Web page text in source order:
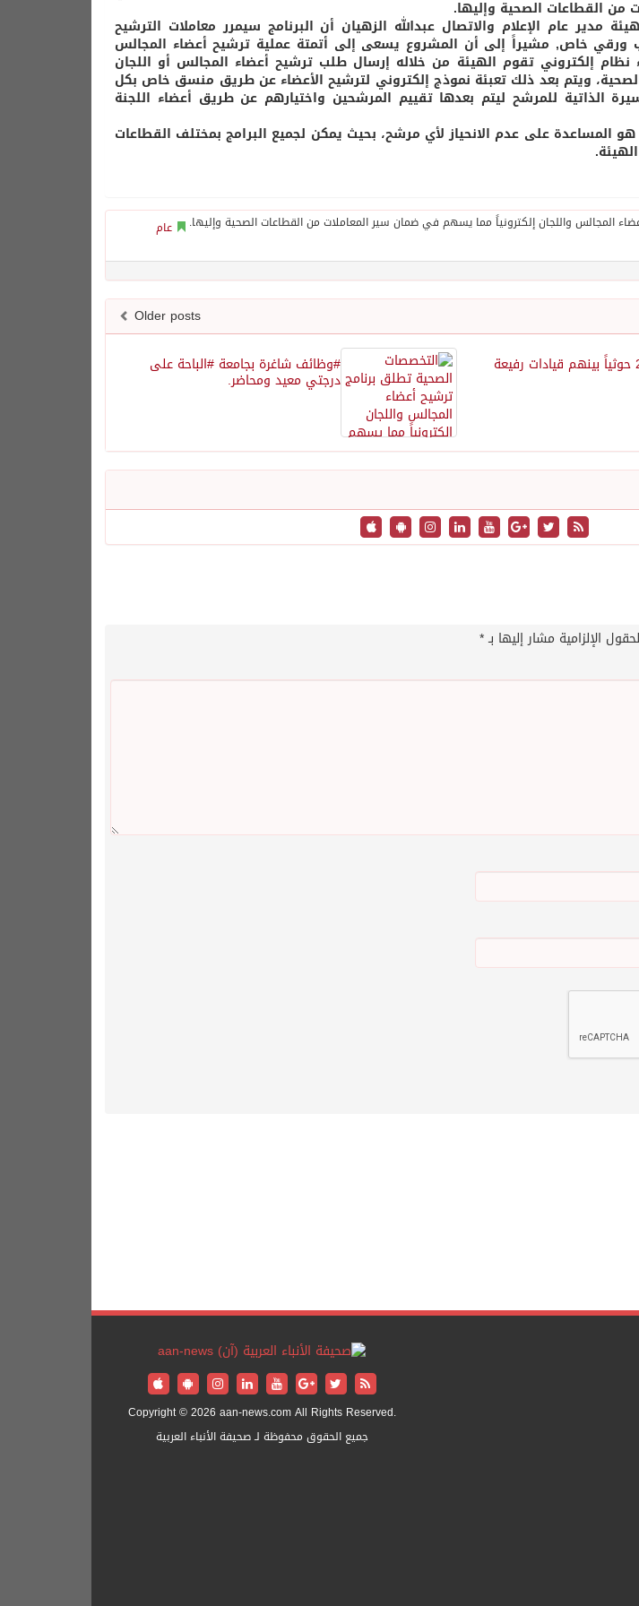
القطاعات الصحية وإليها.
مدير عام الإعلام والاتصال عبدالله الزهيان أن البرنامج سيمرر معاملات الترشيح
ورقي خاص, مشيراً إلى أن المشروع يسعى إلى أتمتة عملية ترشيح أعضاء المجالس
نظام إلكتروني تقوم الهيئة من خلاله إرسال طلب ترشيح أعضاء المجالس أو اللجان
ويتم بعد ذلك تعبئة نموذج إلكتروني لترشيح الأعضاء عن طريق منسق خاص بكل
الذاتية للمرشح ليتم بعدها تقييم المرشحين واختيارهم عن طريق أعضاء اللجنة
هو المساعدة على عدم الانحياز لأي مرشح، بحيث يمكن لجميع البرامج بمختلف القطاعات
عام
Older posts
#وظائف شاغرة بجامعة #الباحة على
درجتي معيد ومحاضر.
الإلزامية مشار إليها بـ*
Copyright © 2026 aan-news.com All Rights Reserved.
جميع الحقوق محفوظة لـ صحيفة الأنباء العربية